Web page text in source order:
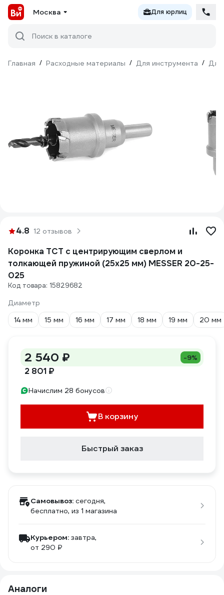
Москва Для юрлиц
Поиск в каталоге
Главная / Расходные материалы / Для инструмента / Для
4.8 12 отзывов
Коронка ТСТ с центрирующим сверлом и
толкающей пружиной (25х25 мм) MESSER 20-25-
025
Код товара: 15829682
Диаметр
14 мм
15 мм 16 мм 17 мм 18 мм 19 мм 20 мм
2 540 ₽ -9%
2 801 ₽
Начислим 28 бонусов
В корзину
Быстрый заказ
Самовывоз: сегодня,
бесплатно, из 1 магазина
Курьером: завтра,
от 290 ₽
Аналоги